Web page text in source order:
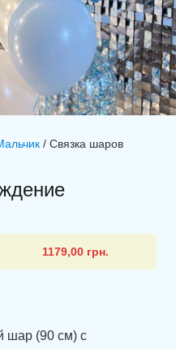
/ Связка шаров
1179,00 грн.
шар (90 см) с